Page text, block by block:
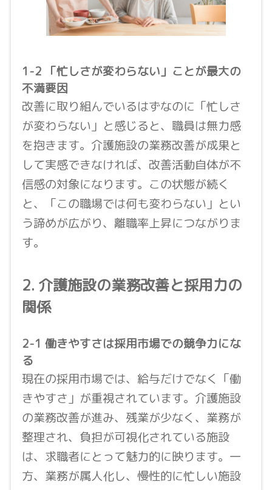
1-2 「忙しさが変わらない」ことが最大の
不満要因
改善に取り組んでいるはずなのに「忙しさ
が変わらない」と感じると、職員は無力感
を抱きます。介護施設の業務改善が成果と
して実感できなければ、改善活動自体が不
信感の対象になります。この状態が続く
と、「この職場では何も変わらない」とい
う諦めが広がり、離職率上昇につながりま
す。
2. 介護施設の業務改善と採用力の
関係
2-1 働きやすさは採用市場での競争力にな
る
現在の採用市場では、給与だけでなく「働
きやすさ」が重視されています。介護施設
の業務改善が進み、残業が少なく、業務が
整理され、負担が可視化されている施設
は、求職者にとって魅力的に映ります。一
方、業務が属人化し、慢性的に忙しい施設